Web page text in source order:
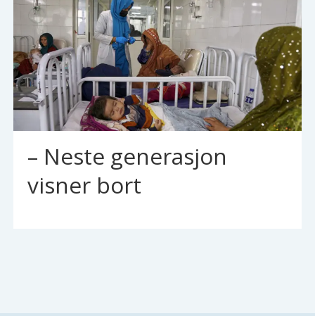
– Neste generasjon
visner bort